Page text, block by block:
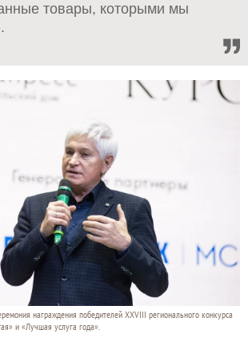
товары, которыми мы
награждения победителей XXVIII регионального конкурса
и «Лучшая услуга года».